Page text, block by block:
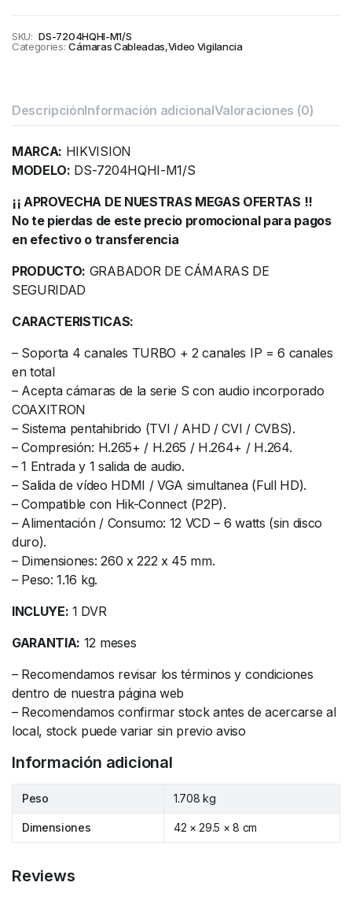
SKU: DS-7204HQHI-M1/S
Categories: Cámaras Cableadas,Video Vigilancia
DescripciónInformación adicionalValoraciones (0)
MARCA: HIKVISION
MODELO: DS-7204HQHI-M1/S
¡¡ APROVECHA DE NUESTRAS MEGAS OFERTAS !!
No te pierdas de este precio promocional para pagos
en efectivo o transferencia
PRODUCTO: GRABADOR DE CÁMARAS DE
SEGURIDAD
CARACTERISTICAS:
– Soporta 4 canales TURBO + 2 canales IP = 6 canales
en total
– Acepta cámaras de la serie S con audio incorporado
COAXITRON
– Sistema pentahibrido (TVI / AHD / CVI / CVBS).
– Compresión: H.265+ / H.265 / H.264+ / H.264.
– 1 Entrada y 1 salida de audio.
– Salida de vídeo HDMI / VGA simultanea (Full HD).
– Compatible con Hik-Connect (P2P).
– Alimentación / Consumo: 12 VCD – 6 watts (sin disco
duro).
– Dimensiones: 260 x 222 x 45 mm.
– Peso: 1.16 kg.
INCLUYE: 1 DVR
GARANTIA: 12 meses
– Recomendamos revisar los términos y condiciones
dentro de nuestra página web
– Recomendamos confirmar stock antes de acercarse al
local, stock puede variar sin previo aviso
Información adicional
Peso 1.708 kg
Dimensiones 42 × 29.5 × 8 cm
Reviews